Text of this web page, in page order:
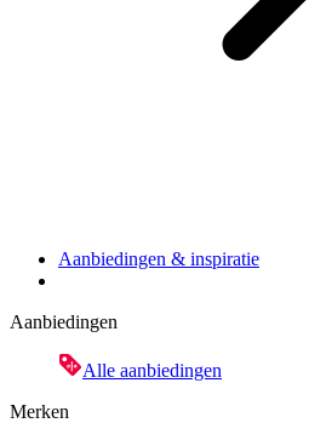
Aanbiedingen & inspiratie
Aanbiedingen
Alle aanbiedingen
Merken